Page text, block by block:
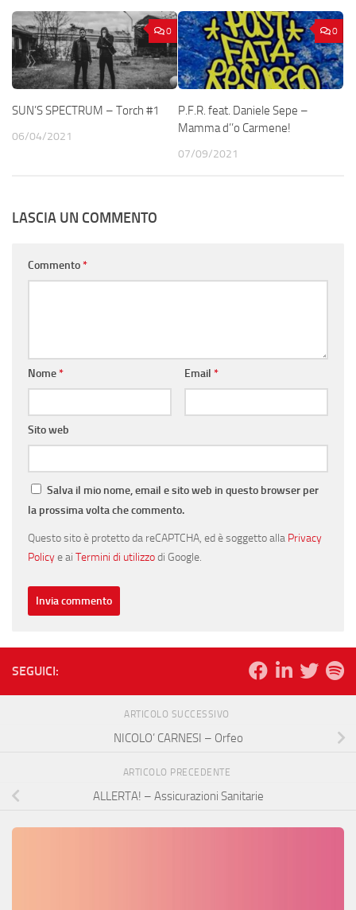
0
SUN’S SPECTRUM – Torch #1
06/04/2021
0
P.F.R. feat. Daniele Sepe –
Mamma d’’o Carmene!
07/09/2021
LASCIA UN COMMENTO
Commento*
Nome* Email *
Sito web
Salva il mio nome, email e sito web in questo browser per
la prossima volta che commento.
Questo sito è protetto da reCAPTCHA, ed è soggetto alla Privacy
Policye ai Termini di utilizzodi Google.
SEGUICI:
ARTICOLO SUCCESSIVO
NICOLO’ CARNESI – Orfeo
ARTICOLO PRECEDENTE
ALLERTA! – Assicurazioni Sanitarie